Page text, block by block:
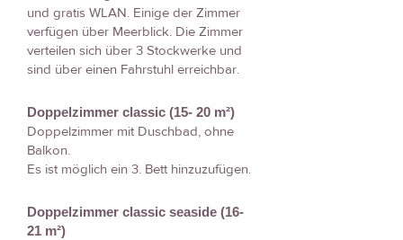
und gratis WLAN. Einige der Zimmer
verfügen über Meerblick. Die Zimmer
verteilen sich über 3 Stockwerke und
sind über einen Fahrstuhl erreichbar.
Doppelzimmer classic (15- 20 m²)
Doppelzimmer mit Duschbad, ohne
Balkon.
Es ist möglich ein 3. Bett hinzuzufügen.
Doppelzimmer classic seaside (16-
21 m²)